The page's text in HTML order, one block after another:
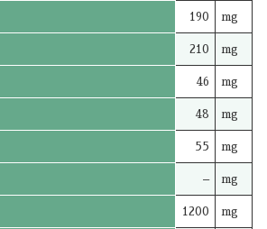
190 mg
210 mg
46 mg
48 mg
55 mg
– mg
1200 mg